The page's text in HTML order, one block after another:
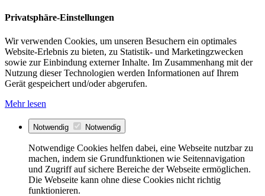
Privatsphäre-Einstellungen
Wir verwenden Cookies, um unseren Besuchern ein optimales
Website-Erlebnis zu bieten, zu Statistik- und Marketingzwecken
sowie zur Einbindung externer Inhalte. Im Zusammenhang mit der
Nutzung dieser Technologien werden Informationen auf Ihrem
Gerät gespeichert und/oder abgerufen.
Mehr lesen
Notwendig Notwendig
Notwendige Cookies helfen dabei, eine Webseite nutzbar zu
machen, indem sie Grundfunktionen wie Seitennavigation
und Zugriff auf sichere Bereiche der Webseite ermöglichen.
Die Webseite kann ohne diese Cookies nicht richtig
funktionieren.